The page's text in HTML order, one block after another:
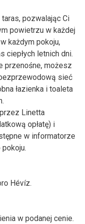
pozwalając Ci
powietrzu w każdej
każdym pokoju,
ciepłych letnich dni.
przenośne, możesz
sieć
łazienka i toaleta
Linetta
opłatę) i
w informatorze
Hévíz.
w podanej cenie.